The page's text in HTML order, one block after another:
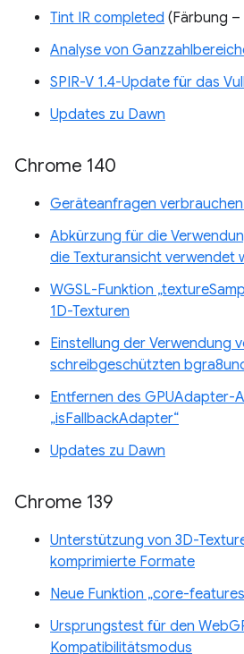
Tint IR completed (Färbung –
Analyse von
SPIR-V 1.4-Update für das
Updates zu Dawn
Chrome 140
Geräteanfragen
Abkürzung für die
die Texturansicht verwendet
WGSL-Funktion
1D-Texturen
Einstellung der Verwendung
schreibgeschützten
Entfernen des GPUAdapter-
„isFallbackAdapter“
Updates zu Dawn
Chrome 139
Unterstützung von 3D-
komprimierte Formate
Neue Funktion „core-
Ursprungstest für den
Kompatibilitätsmodus